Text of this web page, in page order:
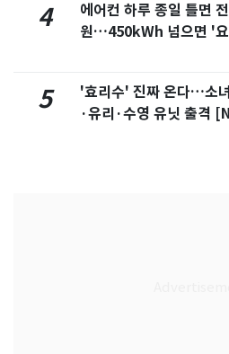
4
에어컨 하루 종일 틀면
원…450kWh 넘으면 '
5
'효리수' 진짜 온다…소
·유리·수영 유닛 출격